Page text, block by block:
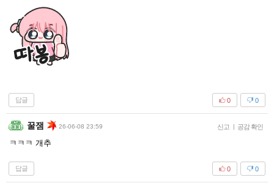
답글 0
0
꿀잼 26-06-08 23:59 신고 | 공감 확인
ㅋㅋㅋ 개추
답글 0
0